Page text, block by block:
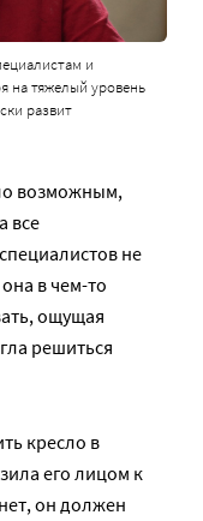
и
на тяжелый уровень
развит
возможным,
все
не
в чем-то
ощущая
решиться
кресло в
его лицом к
он должен